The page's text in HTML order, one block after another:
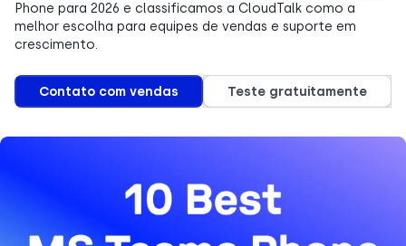
Phone para 2026 e classificamos a CloudTalk como a
melhor escolha para equipes de vendas e suporte em
crescimento.
Contato com vendas Teste gratuitamente